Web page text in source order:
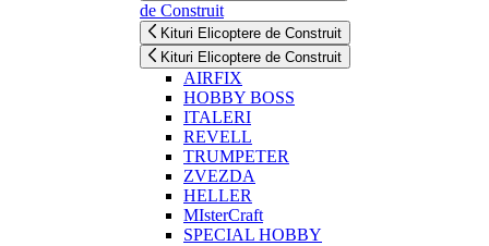
de Construit
Kituri Elicoptere de Construit
Kituri Elicoptere de Construit
AIRFIX
HOBBY BOSS
ITALERI
REVELL
TRUMPETER
ZVEZDA
HELLER
MIsterCraft
SPECIAL HOBBY